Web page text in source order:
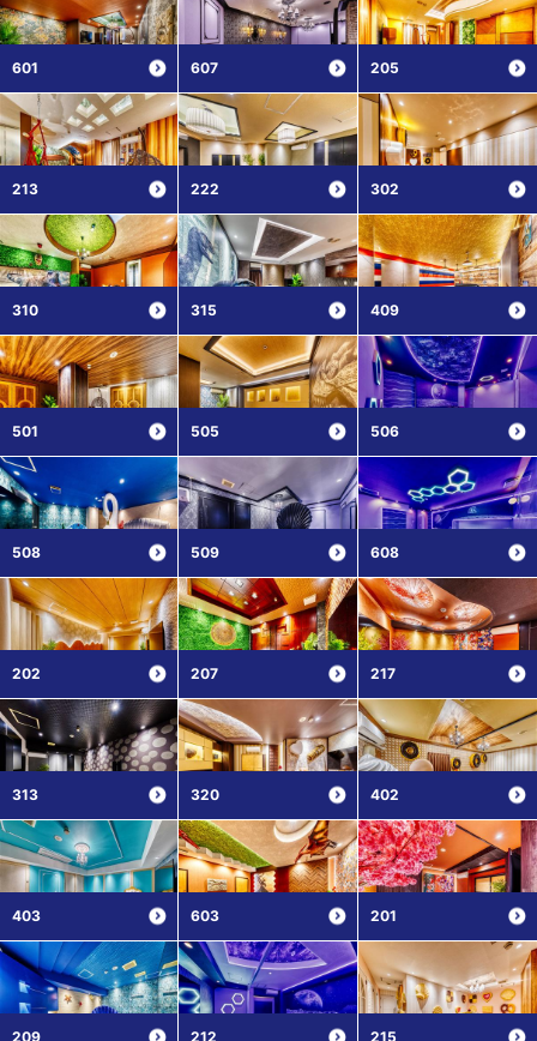
601 607 205
213 222 302
310 315 409
501 505 506
508 509 608
202 207 217
313 320 402
403 603 201
209 212 215